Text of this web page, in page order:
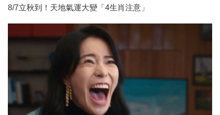
8/7立秋到！天地氣運大變「4生肖注意」